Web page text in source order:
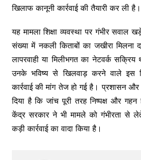
खिलाफ कानूनी कार्रवाई की तैयारी कर ली है।
यह मामला शिक्षा व्यवस्था पर गंभीर सवाल
संख्या में नकली किताबों का जखीरा मिलना
लापरवाही या मिलीभगत का नेटवर्क
उनके भविष्य से खिलवाड़ करने वाले इस
कार्रवाई की मांग तेज हो गई है। प्रशासन और
दिया है कि जांच पूरी तरह निष्पक्ष और
केंद्र सरकार ने भी मामले को गंभीरता से
कड़ी कार्रवाई का वादा किया है।